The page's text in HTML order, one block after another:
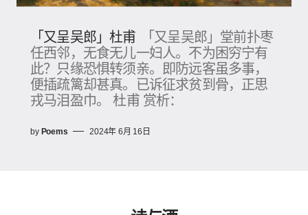
「又呈吴郎」杜甫
「又呈吴郎」堂前扑枣
任西邻，无食无儿一妇人。不为困穷宁有
此？只缘恐惧转须亲。即防远客虽多事，
便插疏篱却甚真。已诉征求贫到骨，正思
戎马泪盈巾。 杜甫 赏析：
by Poems 2024年 6月 16日